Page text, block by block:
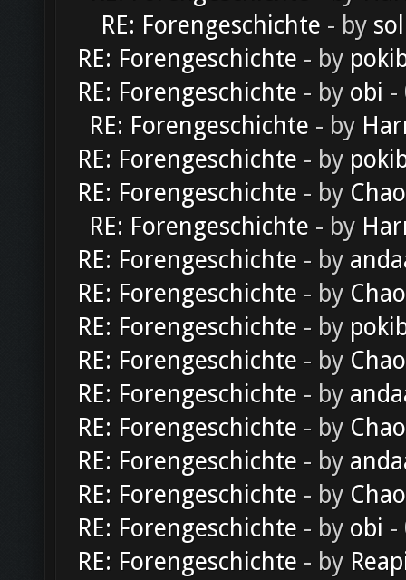
RE: Forengeschichte - by
RE: Forengeschichte - by
RE: Forengeschichte - by obi -
RE: Forengeschichte - by
RE: Forengeschichte - by
RE: Forengeschichte - by
RE: Forengeschichte - by
RE: Forengeschichte - by
RE: Forengeschichte - by
RE: Forengeschichte - by
RE: Forengeschichte - by
RE: Forengeschichte - by
RE: Forengeschichte - by
RE: Forengeschichte - by
RE: Forengeschichte - by
RE: Forengeschichte - by obi -
RE: Forengeschichte - by